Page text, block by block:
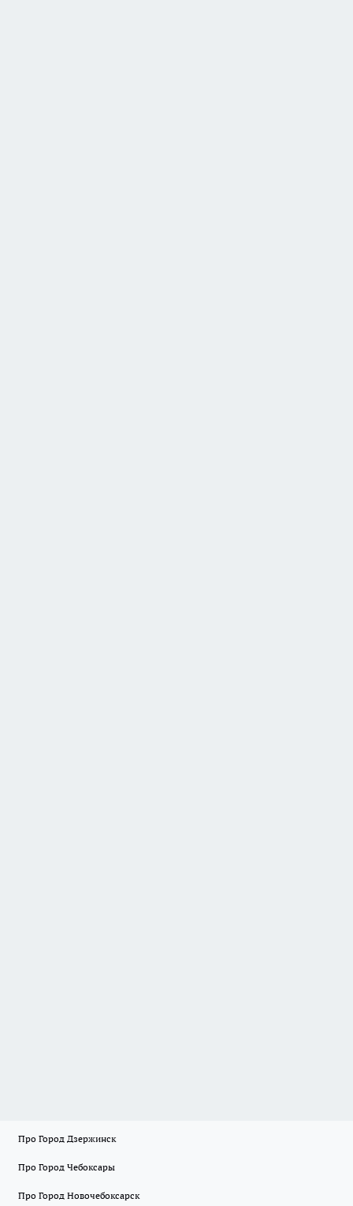
Про Город Дзержинск
Про Город Чебоксары
Про Город Новочебоксарск